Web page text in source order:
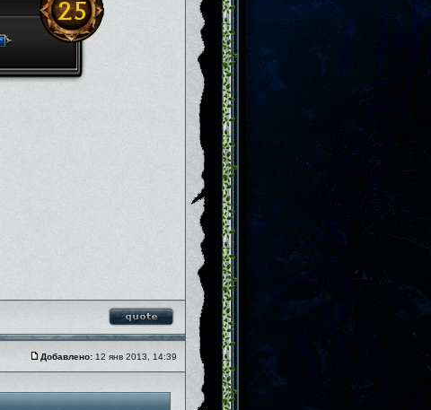
Добавлено: 12 янв 2013, 14:39